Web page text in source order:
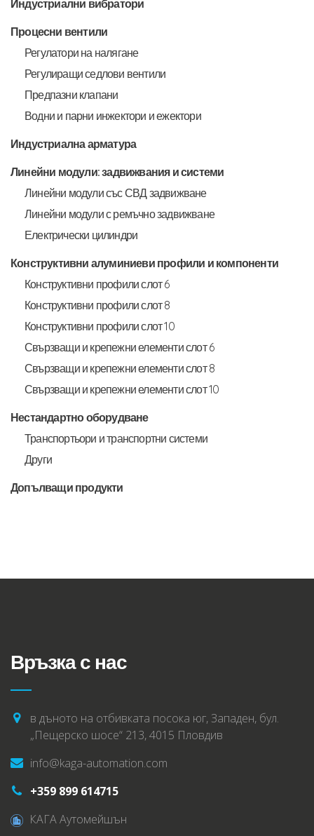
Индустриални вибратори
Процесни вентили
Регулатори на налягане
Регулиращи седлови вентили
Предпазни клапани
Водни и парни инжектори и ежектори
Индустриална арматура
Линейни модули: задвижвания и системи
Линейни модули със СВД задвижване
Линейни модули с ремъчно задвижване
Електрически цилиндри
Конструктивни алуминиеви профили и компоненти
Конструктивни профили слот 6
Конструктивни профили слот 8
Конструктивни профили слот 10
Свързващи и крепежни елементи слот 6
Свързващи и крепежни елементи слот 8
Свързващи и крепежни елементи слот 10
Нестандартно оборудване
Транспортьори и транспортни системи
Други
Допълващи продукти
Връзка с нас
в дъното на отбивката посока юг, Западен, бул.
„Пещерско шосе“ 213, 4015 Пловдив
info@kaga-automation.com
+359 899 614715
КАГА Аутомейшън